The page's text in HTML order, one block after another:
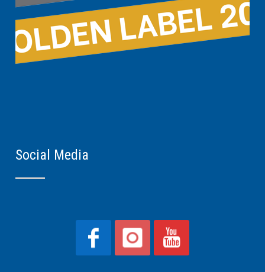
Social Media